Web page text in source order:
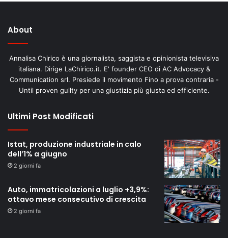
About
Annalisa Chirico è una giornalista, saggista e opinionista televisiva
italiana. Dirige LaChirico.it. E' founder CEO di AC Advocacy &
Communication srl. Presiede il movimento Fino a prova contraria -
Until proven guilty per una giustizia più giusta ed efficiente.
Ultimi Post Modificati
Istat, produzione industriale in calo
dell’1% a giugno
2 giorni fa
Auto, immatricolazioni a luglio +3,9%:
ottavo mese consecutivo di crescita
2 giorni fa